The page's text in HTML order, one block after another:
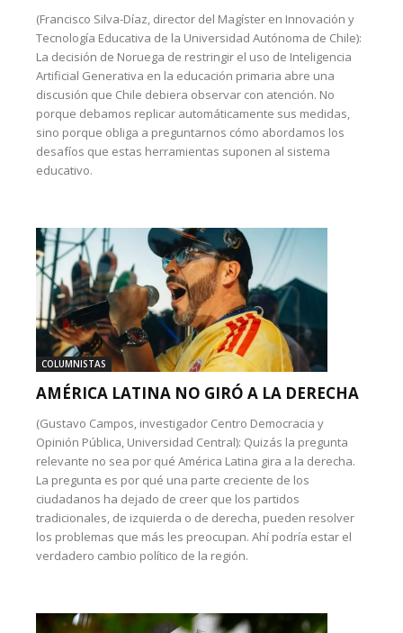
(Francisco Silva-Díaz, director del Magíster en Innovación y
Tecnología Educativa de la Universidad Autónoma de Chile):
La decisión de Noruega de restringir el uso de Inteligencia
Artificial Generativa en la educación primaria abre una
discusión que Chile debiera observar con atención. No
porque debamos replicar automáticamente sus medidas,
sino porque obliga a preguntarnos cómo abordamos los
desafíos que estas herramientas suponen al sistema
educativo.
COLUMNISTAS
AMÉRICA LATINA NO GIRÓ A LA DERECHA
(Gustavo Campos, investigador Centro Democracia y
Opinión Pública, Universidad Central): Quizás la pregunta
relevante no sea por qué América Latina gira a la derecha.
La pregunta es por qué una parte creciente de los
ciudadanos ha dejado de creer que los partidos
tradicionales, de izquierda o de derecha, pueden resolver
los problemas que más les preocupan. Ahí podría estar el
verdadero cambio político de la región.